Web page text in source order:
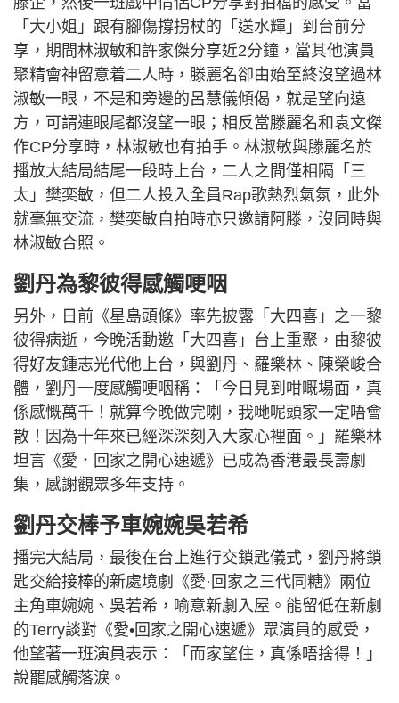
「大小姐」跟有腳傷撐拐杖的「送水輝」到台前分
享，期間林淑敏和許家傑分享近2分鐘，當其他演員
聚精會神留意着二人時，滕麗名卻由始至終沒望過林
淑敏一眼，不是和旁邊的呂慧儀傾偈，就是望向遠
方，可謂連眼尾都沒望一眼；相反當滕麗名和袁文傑
作CP分享時，林淑敏也有拍手。林淑敏與滕麗名於
播放大結局結尾一段時上台，二人之間僅相隔「三
太」樊奕敏，但二人投入全員Rap歌熱烈氣氛，此外
就毫無交流，樊奕敏自拍時亦只邀請阿滕，沒同時與
林淑敏合照。
劉丹為黎彼得感觸哽咽
另外，日前《星島頭條》率先披露「大四喜」之一黎
彼得病逝，今晚活動邀「大四喜」台上重聚，由黎彼
得好友鍾志光代他上台，與劉丹、羅樂林、陳榮峻合
體，劉丹一度感觸哽咽稱：「今日見到咁嘅場面，真
係感慨萬千！就算今晚做完喇，我哋呢頭家一定唔會
散！因為十年來已經深深刻入大家心裡面。」羅樂林
坦言《愛．回家之開心速遞》已成為香港最長壽劇
集，感謝觀眾多年支持。
劉丹交棒予車婉婉吳若希
播完大結局，最後在台上進行交鎖匙儀式，劉丹將鎖
匙交給接棒的新處境劇《愛·回家之三代同糖》兩位
主角車婉婉、吳若希，喻意新劇入屋。能留低在新劇
的Terry談對《愛•回家之開心速遞》眾演員的感受，
他望著一班演員表示：「而家望住，真係唔捨得！」
說罷感觸落淚。